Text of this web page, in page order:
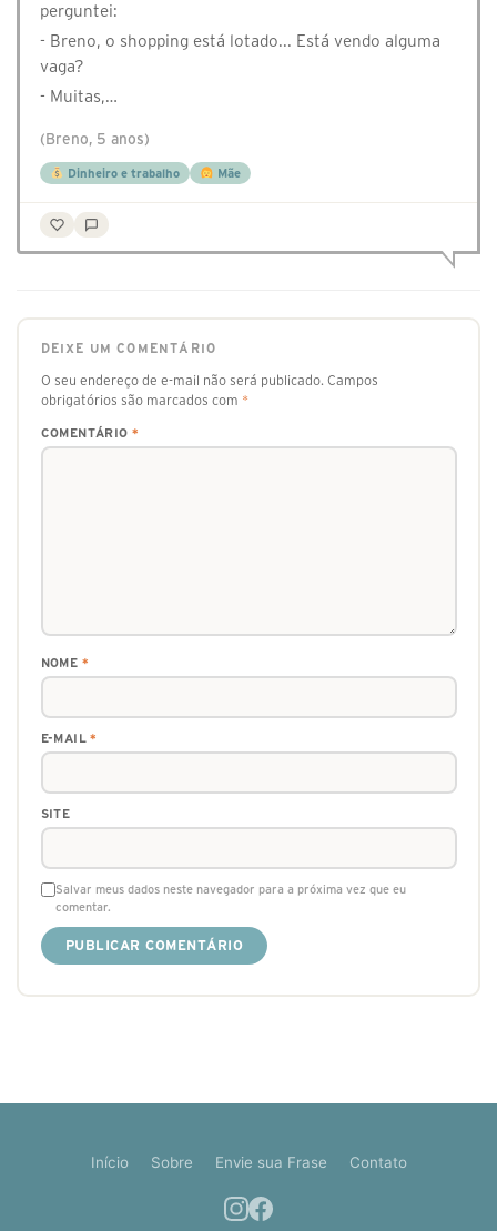
perguntei:
- Breno, o shopping está lotado... Está vendo alguma
vaga?
- Muitas,…
(Breno, 5 anos)
Dinheiro e trabalho Mãe
DEIXE UM COMENTÁRIO
O seu endereço de e-mail não será publicado. Campos
obrigatórios são marcados com *
COMENTÁRIO *
NOME *
E-MAIL*
SITE
Salvar meus dados neste navegador para a próxima vez que eu
comentar.
Início Sobre Envie sua Frase Contato